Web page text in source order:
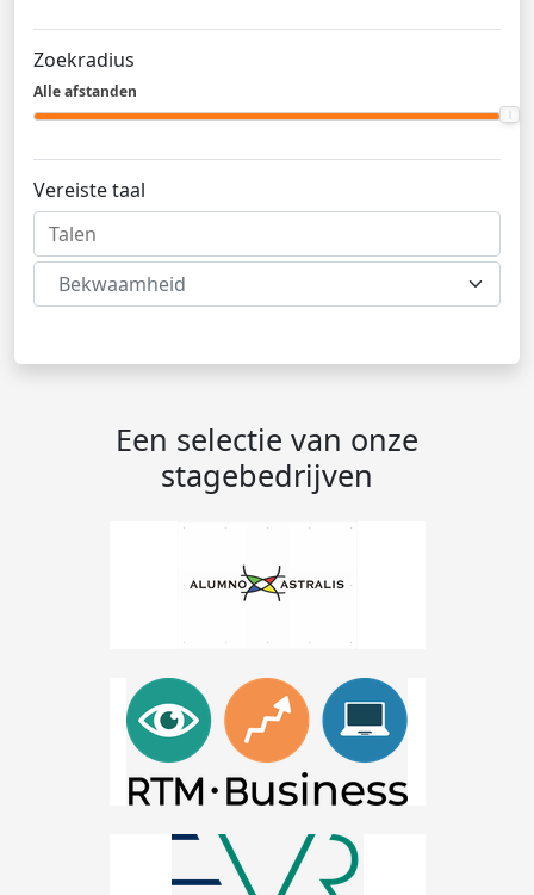
Zoekradius
Alle afstanden
Vereiste taal
Bekwaamheid
Een selectie van onze
stagebedrijven